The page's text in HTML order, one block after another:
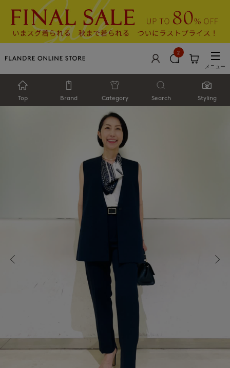
2
メニュー
Top Brand Category Search Styling